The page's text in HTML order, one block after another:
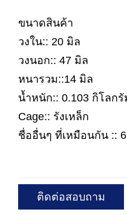
ขนาดสินค้า
วงใน:: 20 มิล
วงนอก:: 47 มิล
หนารวม::14 มิล
น้ำหนัก:: 0.103 กิโลกรั
Cage:: รังเหล็ก
ชื่ออื่นๆ ที่เหมือนกัน ::
ติดต่อสอบถาม